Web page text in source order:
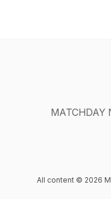
MATCHDAY
All content © 2026